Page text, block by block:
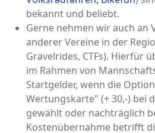
bekannt und beliebt.
Gerne nehmen wir auch an
anderer Vereine in der
Gravelrides, CTFs). Hierfür
im Rahmen von
Startgelder, wenn die
Wertungskarte" (+ 30,-) bei
gewählt oder nachträglich
Kostenübernahme betrifft